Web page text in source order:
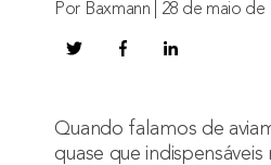
Por Baxmann | 28 de maio de
Quando falamos de
quase que indispensáveis